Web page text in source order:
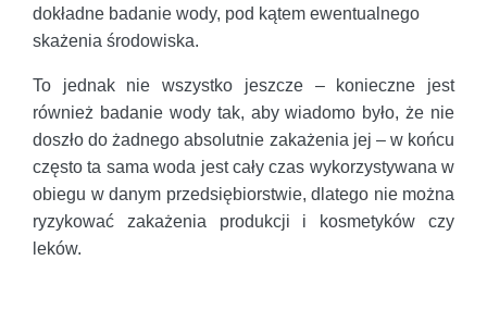
dokładne badanie wody, pod kątem ewentualnego
skażenia środowiska.
To jednak nie wszystko jeszcze – konieczne jest
również badanie wody tak, aby wiadomo było, że nie
doszło do żadnego absolutnie zakażenia jej – w końcu
często ta sama woda jest cały czas wykorzystywana w
obiegu w danym przedsiębiorstwie, dlatego nie można
ryzykować zakażenia produkcji i kosmetyków czy
leków.